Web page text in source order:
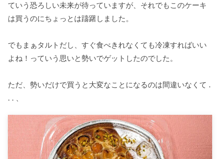
ていう恐ろしい未来が待っていますが、それでもこのケーキ
は買うのにちょっとは躊躇しました。
でもまぁタルトだし、すぐ食べきれなくても冷凍すればいい
よね！っていう思いと勢いでゲットしたのでした。
ただ、勢いだけで買うと大変なことになるのは間違いなくて .
. . 、